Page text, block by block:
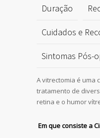
Duração
Cuidados e
Sintomas Pós-
A vitrectomia é uma
tratamento de
retina e o humor
Em que consiste a